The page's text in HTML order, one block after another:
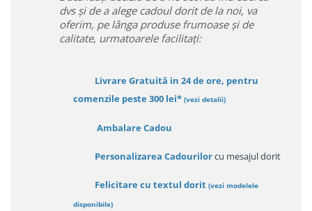
dvs și de a alege cadoul dorit de la noi, va
oferim, pe lânga produse frumoase și de
calitate, urmatoarele facilitați:
Livrare Gratuită in 24 de ore, pentru
comenzile peste 300 lei* (vezi detalii)
Ambalare Cadou
Personalizarea Cadourilorcu mesajul dorit
Felicitare cu textul dorit (vezi modelele
disponibile)